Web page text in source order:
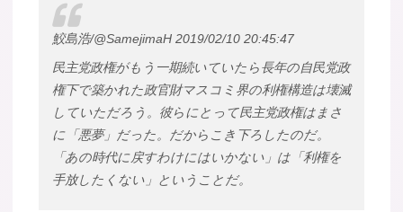
鮫島浩/@SamejimaH 2019/02/10 20:45:47
民主党政権がもう一期続いていたら長年の自民党政
権下で築かれた政官財マスコミ界の利権構造は壊滅
していただろう。彼らにとって民主党政権はまさ
に「悪夢」だった。だからこき下ろしたのだ。
「あの時代に戻すわけにはいかない」は「利権を
手放したくない」ということだ。